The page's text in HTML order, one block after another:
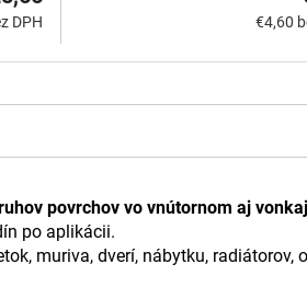
DPH €4,60
povrchov vo vnútornom aj
po aplikácii.
muriva, dverí, nábytku, radiátorov,